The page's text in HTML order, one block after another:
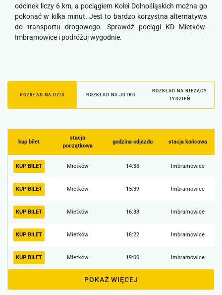
odcinek liczy 6 km, a pociągiem Kolei Dolnośląskich można go
pokonać w kilka minut. Jest to bardzo korzystna alternatywa
do transportu drogowego. Sprawdź pociągi KD Mietków-
Imbramowice i podróżuj wygodnie.
ROZKŁAD NA DZIŚ ROZKŁAD NA JUTRO
ROZKŁAD NA BIEŻĄCY
TYDZIEŃ
stacja
początkowa
godzina odjazdu stacja końcowa
kup bilet
Mietków 14:38 Imbramowice
KUP BILET
Mietków 15:39 Imbramowice
KUP BILET
Mietków 16:38 Imbramowice
KUP BILET
Mietków 18:22 Imbramowice
KUP BILET
Mietków 19:00 Imbramowice
KUP BILET
POKAŻ WIĘCEJ